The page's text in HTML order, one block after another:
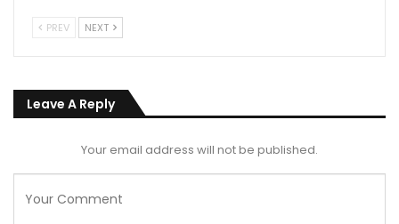
PREV NEXT
Leave A Reply
Your email address will not be published.